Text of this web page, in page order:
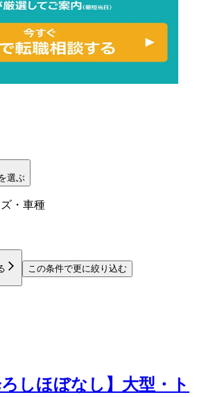
選ぶ
・車種
この条件で更に絞り込む
ろしほぼなし】大型・ト